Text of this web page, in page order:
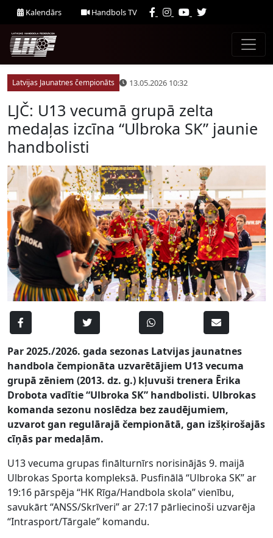
Kalendārs Handbols TV
Latvijas Jaunatnes čempionāts 13.05.2026 10:32
LJČ: U13 vecumā grupā zelta
medaļas izcīna “Ulbroka SK” jaunie
handbolisti
Par 2025./2026. gada sezonas Latvijas jaunatnes
handbola čempionāta uzvarētājiem U13 vecuma
grupā zēniem (2013. dz. g.) kļuvuši trenera Ērika
Drobota vadītie “Ulbroka SK” handbolisti. Ulbrokas
komanda sezonu noslēdza bez zaudējumiem,
uzvarot gan regulārajā čempionātā, gan izšķirošajās
cīņās par medaļām.
U13 vecuma grupas finālturnīrs norisinājās 9. maijā
Ulbrokas Sporta kompleksā. Pusfinālā “Ulbroka SK” ar
19:16 pārspēja “HK Rīga/Handbola skola” vienību,
savukārt “ANSS/Skrīveri” ar 27:17 pārliecinoši uzvarēja
“Intrasport/Tārgale” komandu.